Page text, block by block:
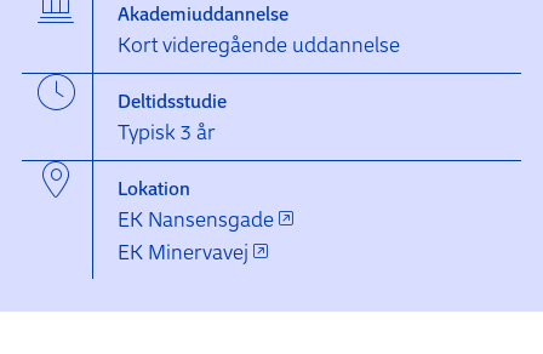
Akademiuddannelse
Kort videregående uddannelse
Deltidsstudie
Typisk 3 år
Lokation
EK Nansensgade
EK Minervavej